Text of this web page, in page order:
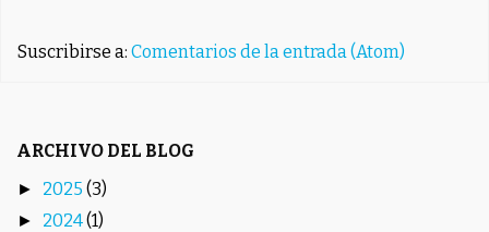
Suscribirse a: Comentarios de la entrada (Atom)
ARCHIVO DEL BLOG
► 2025 (3)
► 2024(1)